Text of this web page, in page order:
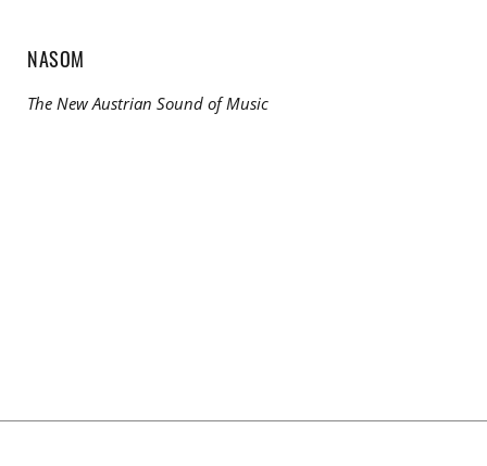
NASOM
The New Austrian Sound of Music